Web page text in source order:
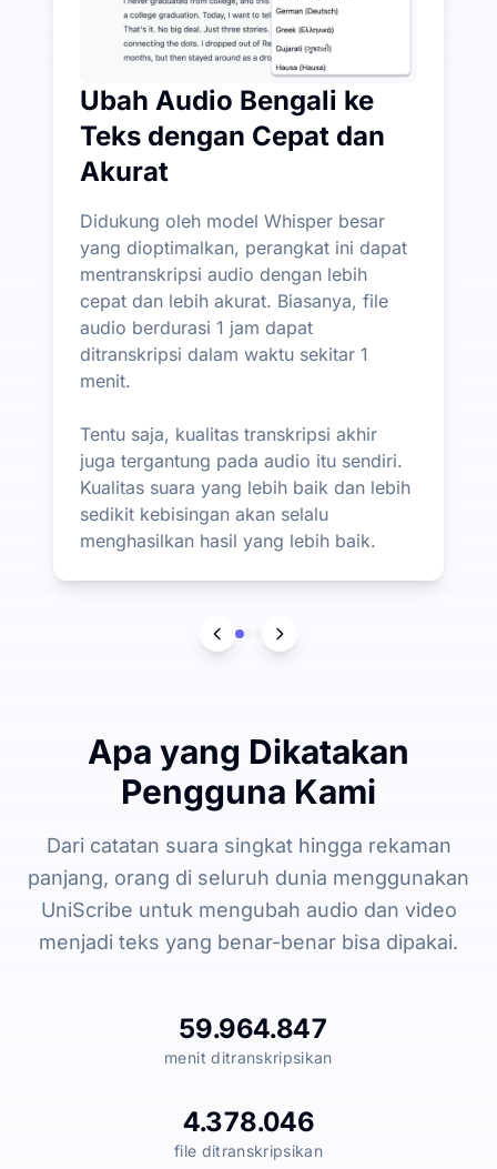
Ubah Audio Bengali ke
Teks dengan Cepat dan
Akurat
Didukung oleh model Whisper besar
yang dioptimalkan, perangkat ini dapat
mentranskripsi audio dengan lebih
cepat dan lebih akurat. Biasanya, file
audio berdurasi 1 jam dapat
ditranskripsi dalam waktu sekitar 1
menit.
Tentu saja, kualitas transkripsi akhir
juga tergantung pada audio itu sendiri.
Kualitas suara yang lebih baik dan lebih
sedikit kebisingan akan selalu
menghasilkan hasil yang lebih baik.
Apa yang Dikatakan
Pengguna Kami
Dari catatan suara singkat hingga rekaman
panjang, orang di seluruh dunia menggunakan
UniScribe untuk mengubah audio dan video
menjadi teks yang benar-benar bisa dipakai.
59.964.847
menit ditranskripsikan
4.378.046
file ditranskripsikan